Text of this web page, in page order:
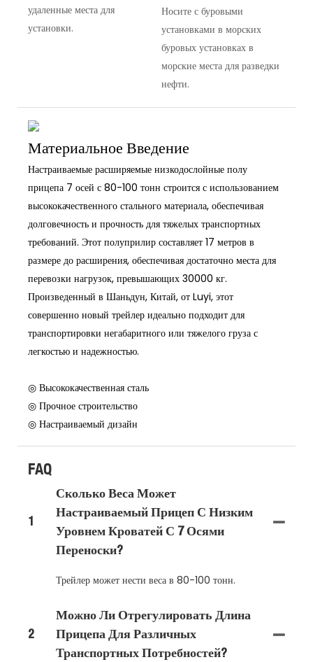
удаленные места для
установки.
Носите с буровыми
установками в морских
буровых установках в
морские места для разведки
нефти.
Материальное Введение
Настраиваемые расширяемые низкодослойные полу
прицепа 7 осей с 80-100 тонн строится с использованием
высококачественного стального материала, обеспечивая
долговечность и прочность для тяжелых транспортных
требований. Этот полуприлир составляет 17 метров в
размере до расширения, обеспечивая достаточно места для
перевозки нагрузок, превышающих 30000 кг.
Произведенный в Шаньдун, Китай, от Luyi, этот
совершенно новый трейлер идеально подходит для
транспортировки негабаритного или тяжелого груза с
легкостью и надежностью.
◎ Высококачественная сталь
◎ Прочное строительство
◎ Настраиваемый дизайн
FAQ
1
Сколько Веса Может
Настраиваемый Прицеп С Низким
Уровнем Кроватей С 7 Осями
Переноски?
Трейлер может нести веса в 80-100 тонн.
2
Можно Ли Отрегулировать Длина
Прицепа Для Различных
Транспортных Потребностей?